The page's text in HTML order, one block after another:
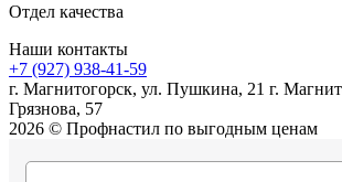
Отдел качества
Наши контакты
+7 (927) 938-41-59
г. Магнитогорск, ул. Пушкина, 21 г.
Грязнова, 57
2026 © Профнастил по выгодным ценам